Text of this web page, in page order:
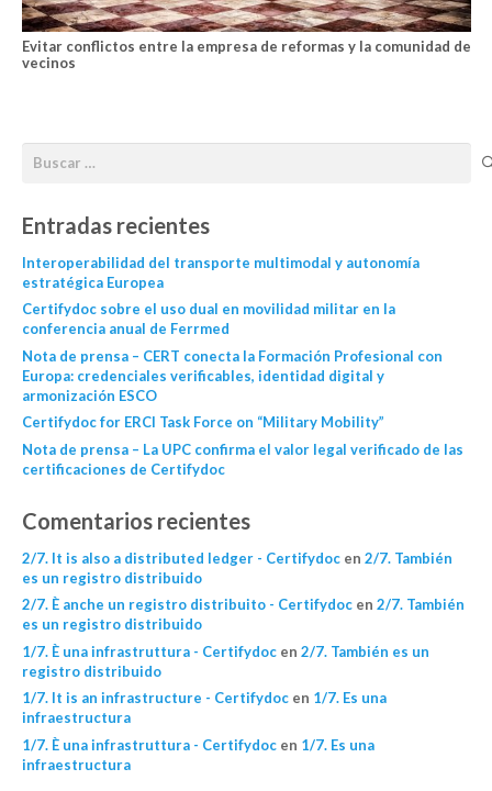
Evitar conflictos entre la empresa de reformas y la comunidad de
vecinos
Entradas recientes
Interoperabilidad del transporte multimodal y autonomía
estratégica Europea
Certifydoc sobre el uso dual en movilidad militar en la
conferencia anual de Ferrmed
Nota de prensa – CERT conecta la Formación Profesional con
Europa: credenciales verificables, identidad digital y
armonización ESCO
Certifydoc for ERCI Task Force on “Military Mobility”
Nota de prensa – La UPC confirma el valor legal verificado de las
certificaciones de Certifydoc
Comentarios recientes
2/7. It is also a distributed ledger - Certifydocen 2/7. También
es un registro distribuido
2/7. È anche un registro distribuito - Certifydocen 2/7. También
es un registro distribuido
1/7. È una infrastruttura - Certifydocen 2/7. También es un
registro distribuido
1/7. It is an infrastructure - Certifydocen 1/7. Es una
infraestructura
1/7. È una infrastruttura - Certifydocen 1/7. Es una
infraestructura